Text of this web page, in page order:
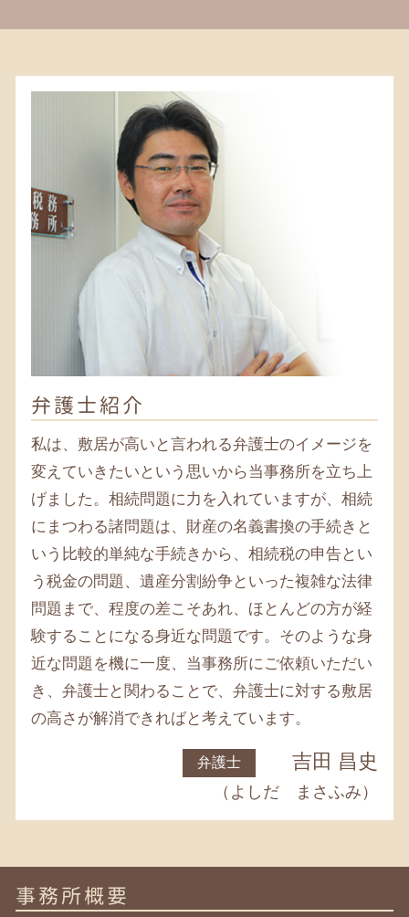
代償分割 相続税
遺言書 一人に相続
相続税 割合
相続放棄 代襲相続
相続 基礎控除
成年後見人 デメリット
離婚 弁護士
相続税 寒川 弁護士
相続 相模原 税理士
相続税 大和 弁護士
相続 茅ヶ崎 弁護士
相続 茅ヶ崎 税理士
相続 大和 弁護士
遺言書 寒川 税理士
相続 平塚 弁護士
相続税 町田 弁護士
相続税 茅ヶ崎 弁護士
遺言書 平塚 税理士
相続税 藤沢市 税理士
遺言書 大和 弁護士
相続 寒川 弁護士
相続税 寒川 税理士
相続税 鎌倉 税理士
相続税 相模原 弁護士
遺言書 藤沢市 税理士
弁護士紹介
私は、敷居が高いと言われる弁護士のイメージを
変えていきたいという思いから当事務所を立ち上
げました。相続問題に力を入れていますが、相続
にまつわる諸問題は、財産の名義書換の手続きと
いう比較的単純な手続きから、相続税の申告とい
う税金の問題、遺産分割紛争といった複雑な法律
問題まで、程度の差こそあれ、ほとんどの方が経
験することになる身近な問題です。そのような身
近な問題を機に一度、当事務所にご依頼いただい
き、弁護士と関わることで、弁護士に対する敷居
の高さが解消できればと考えています。
弁護士 吉田 昌史
（よしだ まさふみ）
事務所概要